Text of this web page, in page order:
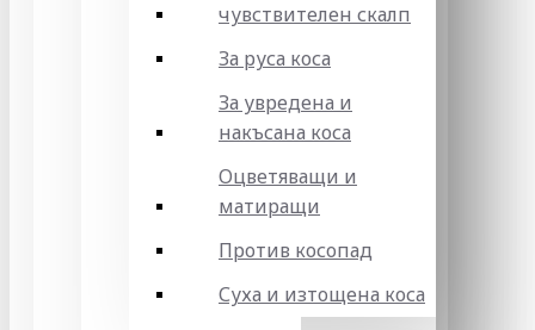
чувствителен скалп
За руса коса
За увредена и
накъсана коса
Оцветяващи и
матиращи
Против косопад
Суха и изтощена коса